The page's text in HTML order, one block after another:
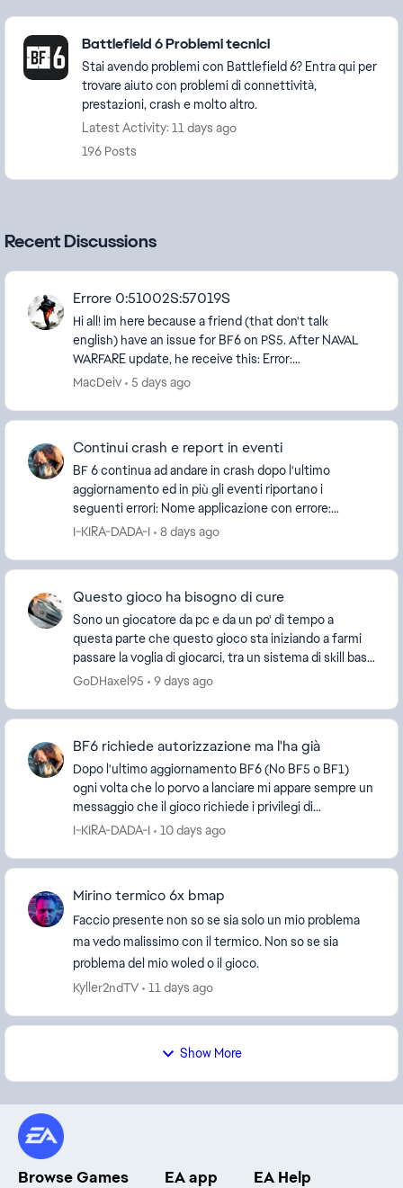
Featured Places
Battlefield 6 Problemi tecnici
Stai avendo problemi con Battlefield 6? Entra qui per
trovare aiuto con problemi di connettività,
prestazioni, crash e molto altro.
Latest Activity: 11 days ago
196 Posts
Recent Discussions
Errore 0:51002S:57019S
Hi all! im here because a friend (that don't talk
english) have an issue for BF6 on PS5. After NAVAL
WARFARE update, he receive this: Error:
0:51002S:57019S Someone have any solution? he
MacDeiv 5 days ago
Continui crash e report in eventi
BF 6 continua ad andare in crash dopo l'ultimo
aggiornamento ed in più gli eventi riportano i
seguenti errori: Nome applicazione con errore:
EAGEP.exe, versione: 13.743.0.6256, timestamp:
I-KIRA-DADA-I 8 days ago
Questo gioco ha bisogno di cure
Sono un giocatore da pc e da un po' di tempo a
questa parte che questo gioco sta iniziando a farmi
passare la voglia di giocarci, tra un sistema di skill base
matchmaking che non funziona e un proble...
GoDHaxel95 9 days ago
BF6 richiede autorizzazione ma l'ha già
Dopo l'ultimo aggiornamento BF6 (No BF5 o BF1)
ogni volta che lo porvo a lanciare mi appare sempre un
messaggio che il gioco richiede i privilegi di
amministratore e se voglio autorizzare l'accesso ...
I-KIRA-DADA-I 10 days ago
Mirino termico 6x bmap
Faccio presente non so se sia solo un mio problema
ma vedo malissimo con il termico. Non so se sia
problema del mio woled o il gioco.
Kyller2ndTV
11 days ago
Show More
Browse Games EA app EA Help